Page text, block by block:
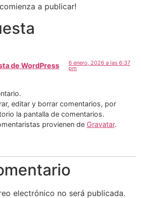
a publicar!
de WordPress
6 enero, 2026 a las 6:37
pm
editar y borrar comentarios, por
la pantalla de comentarios.
provienen de Gravatar.
electrónico no será publicada.